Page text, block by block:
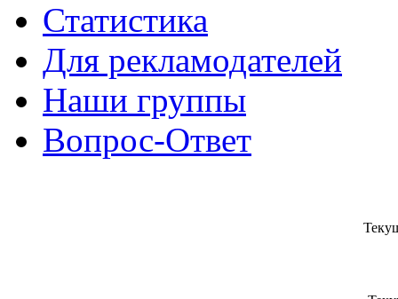
Статистика
Для рекламодателей
Наши группы
Вопрос-Ответ